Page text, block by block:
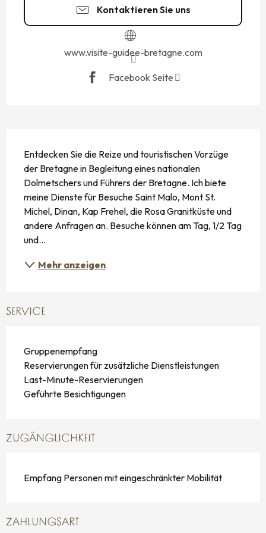
Kontaktieren Sie uns
www.visite-guidee-bretagne.com
Facebook Seite
Entdecken Sie die Reize und touristischen Vorzüge
der Bretagne in Begleitung eines nationalen
Dolmetschers und Führers der Bretagne. Ich biete
meine Dienste für Besuche Saint Malo, Mont St.
Michel, Dinan, Kap Frehel, die Rosa Granitküste und
andere Anfragen an. Besuche können am Tag, 1/2 Tag
und...
Mehr anzeigen
SERVICE
Gruppenempfang
Reservierungen für zusätzliche Dienstleistungen
Last-Minute-Reservierungen
Geführte Besichtigungen
ZUGÄNGLICHKEIT
Empfang Personen mit eingeschränkter Mobilität
ZAHLUNGSART